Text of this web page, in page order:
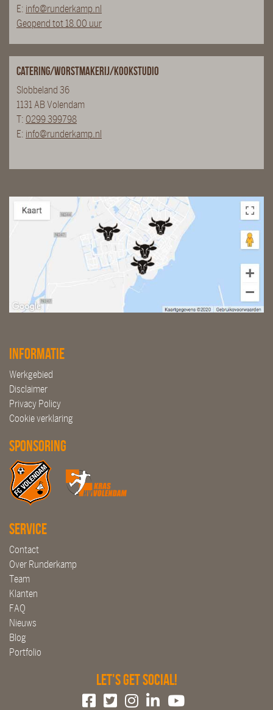
E: info@runderkamp.nl
Geopend tot 18.00 uur
Catering/Worstmakerij/Kookstudio
Slobbeland 36
1131 AB Volendam
T: 0299 399798
E: info@runderkamp.nl
Informatie
Werkgebied
Disclaimer
Privacy Policy
Cookie verklaring
Sponsoring
Service
Contact
Over Runderkamp
Team
Klanten
FAQ
Nieuws
Blog
Portfolio
Let's get social!